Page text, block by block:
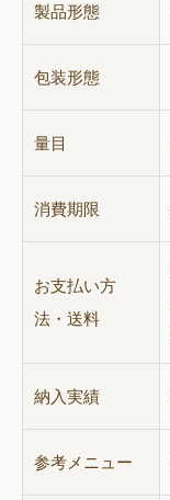
製品形態
包装形態
量目
消費期限
お支払い方
法・送料
納入実績
参考メニュー